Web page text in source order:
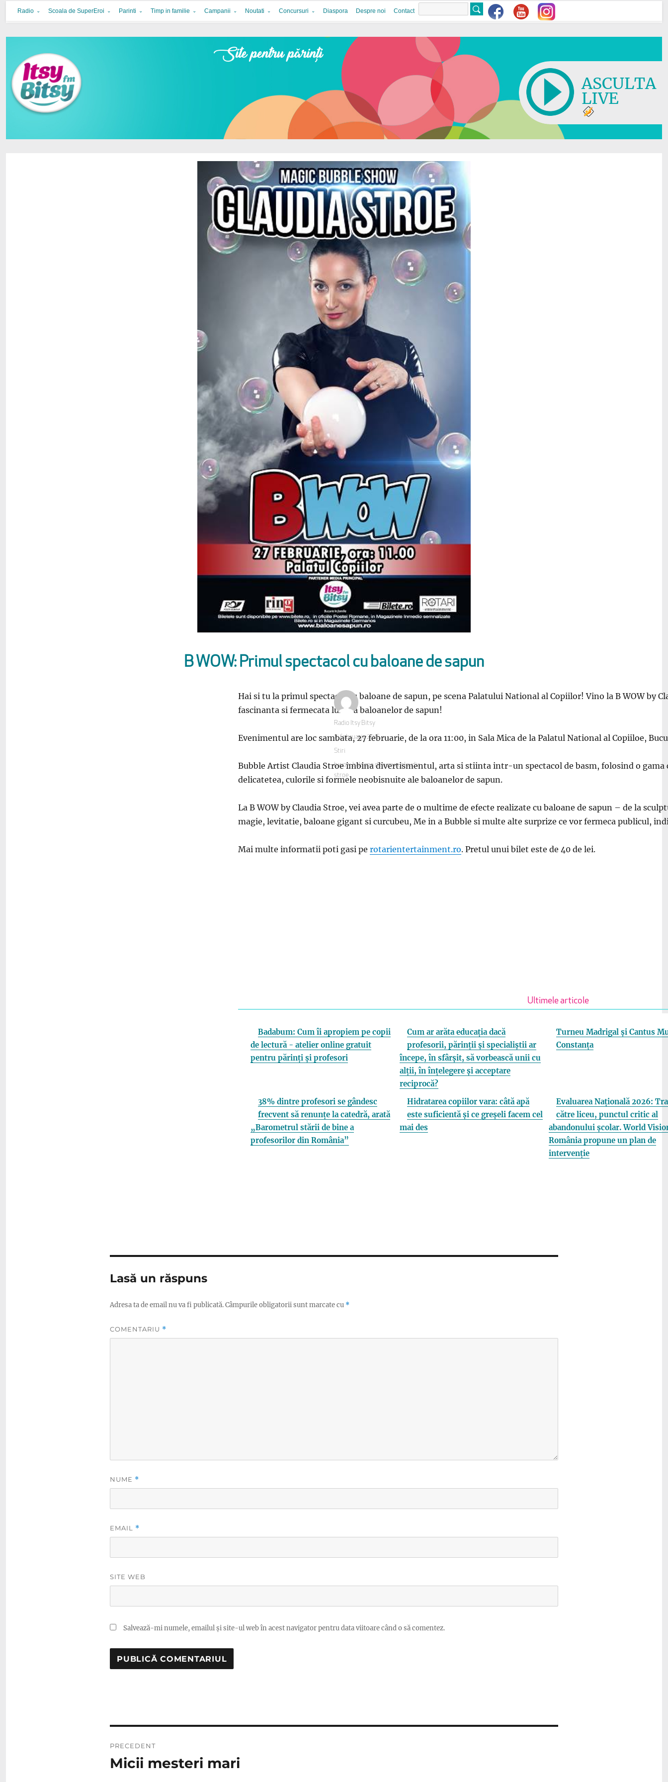
Itsy Bitsy
bucurie in familie
Radio Scoala de SuperEroi Parinti Timp in familie Campanii Noutati Concursuri Diaspora Despre noi Contact
ASCULTA
LIVE
B WOW: Primul spectacol cu baloane de sapun
Hai si tu la primul spectacol cu baloane de sapun, pe scena Palatului National al Copiilor! Vino la B WOW by
fascinanta si fermecata lume a baloanelor de sapun!
Evenimentul are loc sambata, 27 februarie, de la ora 11:00, in Sala Mica de la Palatul National al Copiiloe,
Bubble Artist Claudia Stroe imbina divertismentul, arta si stiinta intr-un spectacol de basm, folosind o gama
delicatetea, culorile si formele neobisnuite ale baloanelor de sapun.
La B WOW by Claudia Stroe, vei avea parte de o multime de efecte realizate cu baloane de sapun – de la
magie, levitatie, baloane gigant si curcubeu, Me in a Bubble si multe alte surprize ce vor fermeca publicul,
Mai multe informatii poti gasi pe rotarientertainment.ro. Pretul unui bilet este de 40 de lei.
Ultimele articole
Badabum: Cum îi apropiem pe copii
de lectură - atelier online gratuit
pentru părinți și profesori
Cum ar arăta educația dacă
profesorii, părinții și specialiștii ar
începe, în sfârșit, să vorbească unii cu
alții, în înțelegere și acceptare
reciprocă?
Turneu Madrigal și Cantus
Constanța
38% dintre profesori se gândesc
frecvent să renunțe la catedră, arată
„Barometrul stării de bine a
profesorilor din România”
Hidratarea copiilor vara: câtă apă
este suficientă și ce greșeli facem cel
mai des
Evaluarea Națională 2026:
către liceu, punctul critic al
abandonului școlar. World
România propune un plan de
intervenție
Autor
Radio Itsy Bitsy
Publicat
pe
15 februarie 2016
Categorii
Stiri
Etichete
b wow,baloane de sapun,claudia
stroe
Lasă un răspuns
Adresa ta de email nu va fi publicată.Câmpurile obligatorii sunt marcate cu *
COMENTARIU *
NUME *
EMAIL *
SITE WEB
Salvează-mi numele, emailul și site-ul web în acest navigator pentru data viitoare când o să comentez.
în
PRECEDENT
Articolul
Micii mesteri mari